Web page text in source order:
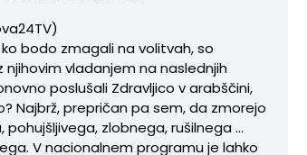
bodo zmagali na volitvah, so
njihovim vladanjem na naslednjih
poslušali Zdravljico v arabščini,
Najbrž, prepričan pa sem, da zmorejo
pohujšljivega, zlobnega, rušilnega …
V nacionalnem programu je lahko